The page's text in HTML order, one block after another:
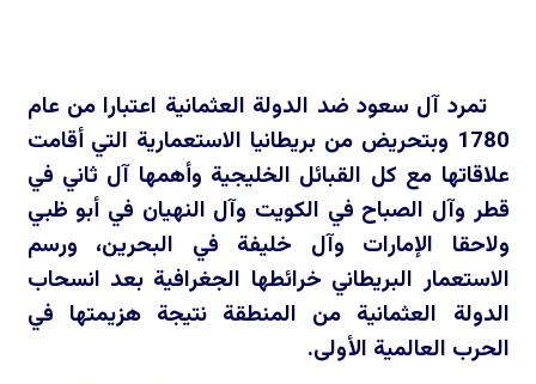
تمرد آل سعود ضد الدولة العثمانية اعتبارا من عام
1780 وبتحريض من بريطانيا الاستعمارية التي أقامت
علاقاتها مع كل القبائل الخليجية وأهمها آل ثاني في
قطر وآل الصباح في الكويت وآل النهيان في أبو ظبي
ولاحقا الإمارات وآل خليفة في البحرين، ورسم
الاستعمار البريطاني خرائطها الجغرافية بعد انسحاب
الدولة العثمانية من المنطقة نتيجة هزيمتها في
الحرب العالمية الأولى.